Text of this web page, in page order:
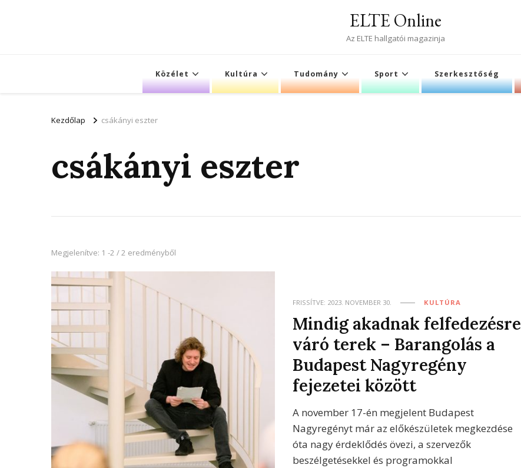
ELTE Online
Az ELTE hallgatói magazinja
Közélet Kultúra Tudomány Sport Szerkesztőség
Kezdőlap csákányi eszter
csákányi eszter
Megjelenítve: 1 -2 / 2 eredményből
FRISSÍTVE: 2023. NOVEMBER 30. KULTÚRA
Mindig akadnak felfedezésre
váró terek – Barangolás a
Budapest Nagyregény
fejezetei között
A november 17-én megjelent Budapest
Nagyregényt már az előkészületek megkezdése
óta nagy érdeklődés övezi, a szervezők
beszélgetésekkel és programokkal